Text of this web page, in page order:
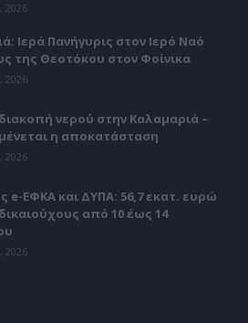
2026
Ιερά Πανήγυρις στον Ιερό Ναό
της Θεοτόκου στον Φοίνικα
2026
νερού στην Καλαμαριά –
η αποκατάσταση
2026
e-ΕΦΚΑ και ΔΥΠΑ: 56,7 εκατ. ευρώ
από 10 έως 14
2026